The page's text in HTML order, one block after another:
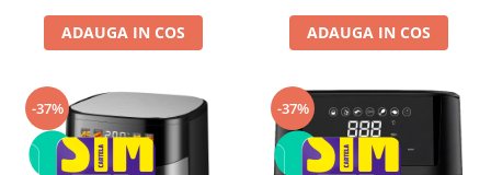
ADAUGA IN COS ADAUGA IN COS
-37% -37%